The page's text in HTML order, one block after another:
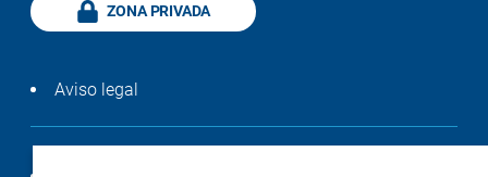
ZONA PRIVADA
Aviso legal